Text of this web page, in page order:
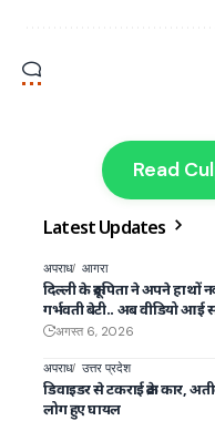
Read
Latest Updates
अपराध आगरा
दिल्ली के क्रूर पिता ने अपने हाथों
गर्भवती बेटी.. अब वीडियो आई
अगस्त 6, 2026
अपराध उत्तर प्रदेश
डिवाइडर से टकराई क्रेटा कार,
लोग हुए घायल